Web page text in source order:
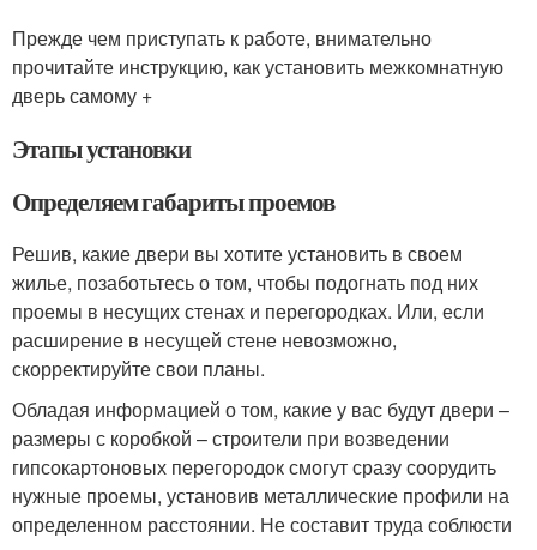
Прежде чем приступать к работе, внимательно
прочитайте инструкцию, как установить межкомнатную
дверь самому +
Этапы установки
Определяем габариты проемов
Решив, какие двери вы хотите установить в своем
жилье, позаботьтесь о том, чтобы подогнать под них
проемы в несущих стенах и перегородках. Или, если
расширение в несущей стене невозможно,
скорректируйте свои планы.
Обладая информацией о том, какие у вас будут двери –
размеры с коробкой – строители при возведении
гипсокартоновых перегородок смогут сразу соорудить
нужные проемы, установив металлические профили на
определенном расстоянии. Не составит труда соблюсти